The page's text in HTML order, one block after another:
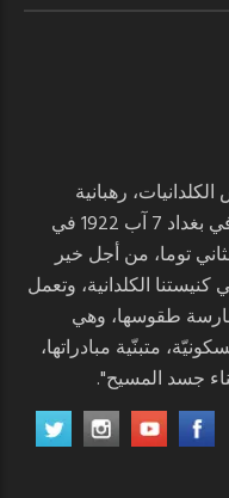
رهبانية
رسولية ذات حق بطريركي. تأسست في بغداد 7 آب 1922 في
توما، من أجل خير
الكلدانية، وتعمل
طقوسها، وهي
متبنّية مبادراتها،
جسد المسيح".